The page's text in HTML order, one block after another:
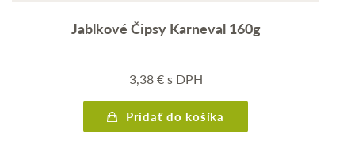
Jablkové Čipsy Karneval 160g
3,38€s DPH
Pridať do košíka